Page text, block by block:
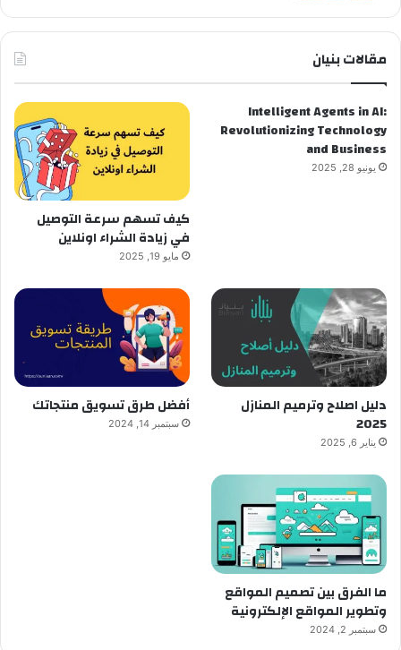
مقالات بنيان
Intelligent Agents in AI:
Revolutionizing Technology
and Business
يونيو 28, 2025
كيف تسهم سرعة التوصيل
في زيادة الشراء اونلاين
مايو 19, 2025
دليل اصلاح وترميم المنازل
2025
يناير 6, 2025
أفضل طرق تسويق منتجاتك
سبتمبر 14, 2024
ما الفرق بين تصميم المواقع
وتطوير المواقع الإلكترونية
سبتمبر 2, 2024